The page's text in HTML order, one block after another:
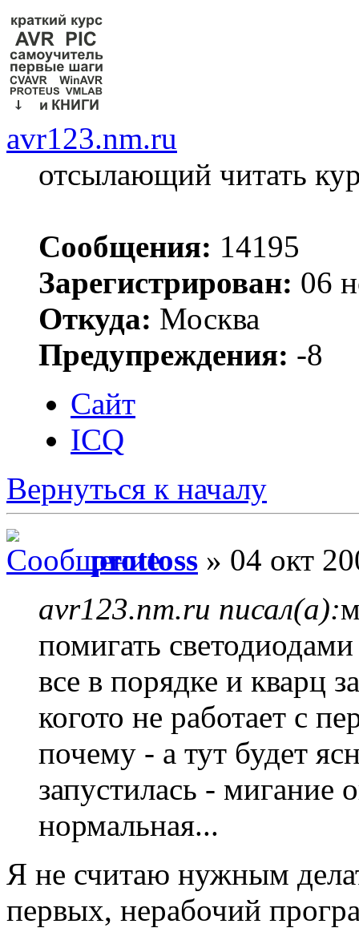
avr123.nm.ru
отсылающий читать
Сообщения: 14195
Зарегистрирован: 06
Откуда: Москва
Предупреждения: -8
Сайт
ICQ
Вернуться к началу
prottoss » 04 окт
avr123.nm.ru писал(а):
помигать
все в порядке и кварц
когото не работает с
почему - а тут будет
запустилась - мигание
нормальная...
Я не считаю нужным
первых, нерабочий